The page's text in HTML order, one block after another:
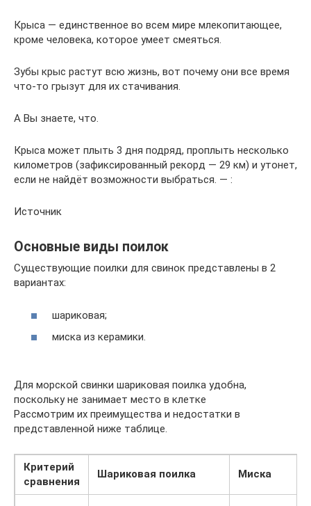
Крыса — единственное во всем мире млекопитающее,
кроме человека, которое умеет смеяться.
Зубы крыс растут всю жизнь, вот почему они все время
что-то грызут для их стачивания.
А Вы знаете, что.
Крыса может плыть 3 дня подряд, проплыть несколько
километров (зафиксированный рекорд — 29 км) и утонет,
если не найдёт возможности выбраться. — :
Источник
Основные виды поилок
Существующие поилки для свинок представлены в 2
вариантах:
шариковая;
миска из керамики.
Для морской свинки шариковая поилка удобна,
поскольку не занимает место в клетке
Рассмотрим их преимущества и недостатки в
представленной ниже таблице.
Критерий
сравнения
Шариковая поилка Миска